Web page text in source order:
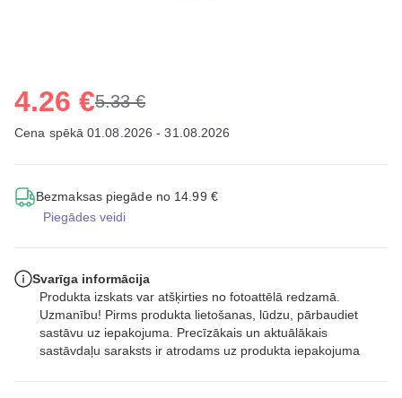
4.26 €5.33 €
Cena spēkā 01.08.2026 - 31.08.2026
Bezmaksas piegāde no 14.99 €
Piegādes veidi
Svarīga informācija
Produkta izskats var atšķirties no fotoattēlā redzamā.
Uzmanību! Pirms produkta lietošanas, lūdzu, pārbaudiet
sastāvu uz iepakojuma. Precīzākais un aktuālākais
sastāvdaļu saraksts ir atrodams uz produkta iepakojuma